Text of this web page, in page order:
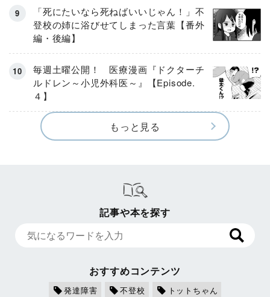
「死にたいなら死ねばいいじゃん！」不
登校の姉に浴びせてしまった言葉【番外
編・後編】
毎週土曜公開！ 医療漫画『ドクターチ
ルドレン～小児外科医～』【Episode.
４】
もっと見る
記事や本を探す
おすすめコンテンツ
発達障害 不登校
トットちゃん